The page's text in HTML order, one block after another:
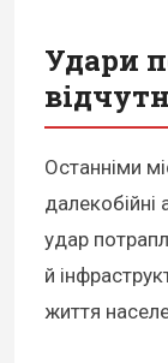
Удари
Останніми
далекобійні
удар
й
життя